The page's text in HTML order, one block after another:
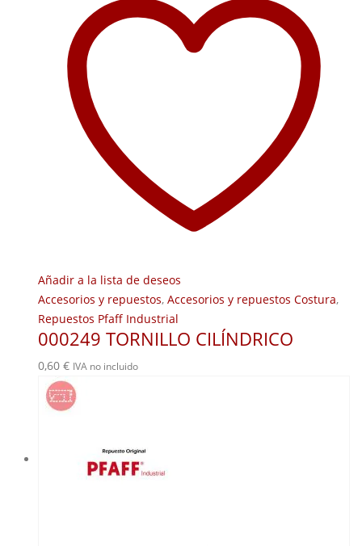
Añadir a la lista de deseos
Accesorios y repuestos, Accesorios y repuestos Costura,
Repuestos Pfaff Industrial
000249 TORNILLO CILÍNDRICO
0,60 € IVA no incluido